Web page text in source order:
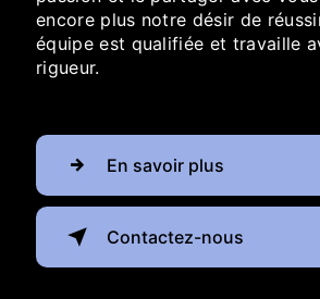
encore plus notre désir de
équipe est qualifiée et travaille
rigueur.
En savoir plus
Contactez-nous